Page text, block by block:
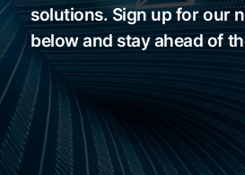
solutions. Sign up for our
below and stay ahead of